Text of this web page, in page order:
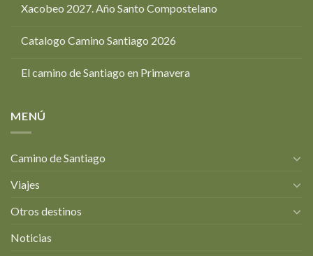
Xacobeo 2027. Año Santo Compostelano
Catalogo Camino Santiago 2026
El camino de Santiago en Primavera
MENÚ
Camino de Santiago
Viajes
Otros destinos
Noticias